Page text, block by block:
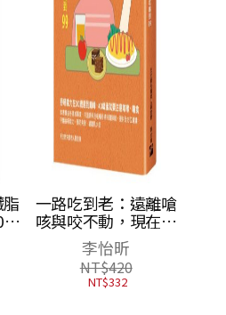
一路吃到老：遠離嗆
咳與咬不動，現在開
始這樣做，輕鬆吃喝
到99
李怡昕
NT$420
NT$332